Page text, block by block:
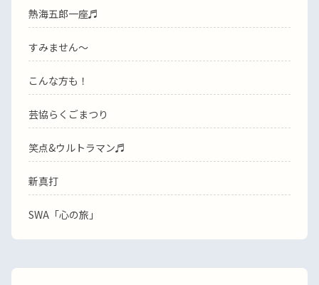
熱海五郎一座♬
すみません〜
こんな方も！
芸協らくごまつり
笑点&ウルトラマン♬
新真打
SWA「心の旅」